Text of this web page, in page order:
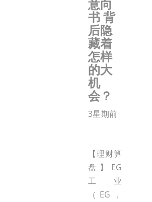
意向
书 背
后隐
藏着
怎样
的大
机
会？
3星期前
【理财算
盘】EG
工业
（EG，